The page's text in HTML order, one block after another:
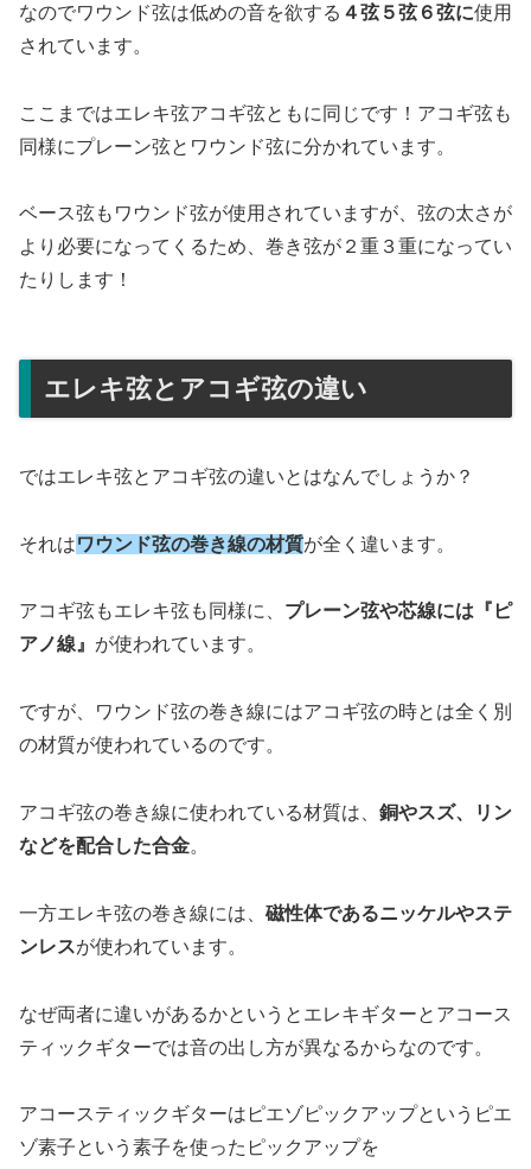
なのでワウンド弦は低めの音を欲する ４弦５弦６弦に使用
されています。
ここまではエレキ弦アコギ弦ともに同じです！アコギ弦も
同様にプレーン弦とワウンド弦に分かれています。
ベース弦もワウンド弦が使用されていますが、弦の太さが
より必要になってくるため、巻き弦が２重３重になってい
たりします！
エレキ弦とアコギ弦の違い
ではエレキ弦とアコギ弦の違いとはなんでしょうか？
それはワウンド弦の巻き線の材質が全く違います。
アコギ弦もエレキ弦も同様に、 プレーン弦や芯線には『ピ
アノ線』 が使われています。
ですが、ワウンド弦の巻き線にはアコギ弦の時とは全く別
の材質が使われているのです。
アコギ弦の巻き線に使われている材質は、 銅やスズ、リン
などを配合した合金。
一方エレキ弦の巻き線には、 磁性体であるニッケルやステ
ンレスが使われています。
なぜ両者に違いがあるかというとエレキギターとアコース
ティックギターでは音の出し方が異なるからなのです。
アコースティックギターはピエゾピックアップというピエ
ゾ素子という素子を使ったピックアップを